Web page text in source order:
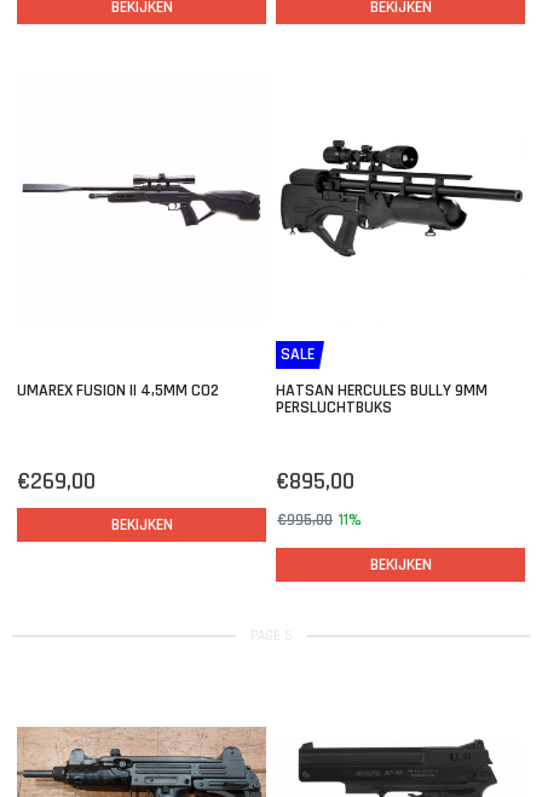
BEKIJKEN BEKIJKEN
UMAREX FUSION II 4,5MM CO2
€269,00
BEKIJKEN
SALE
HATSAN HERCULES BULLY 9MM
PERSLUCHTBUKS
€895,00
€995,00 11%
BEKIJKEN
PAGE 5